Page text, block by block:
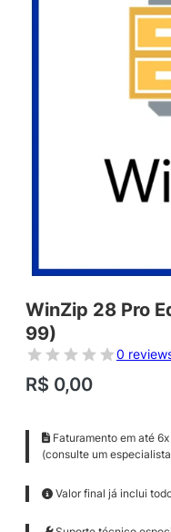
WinZip 28 Pro
99)
0
R$ 0,00
Faturamento em até
(consulte um
Valor final já inclui